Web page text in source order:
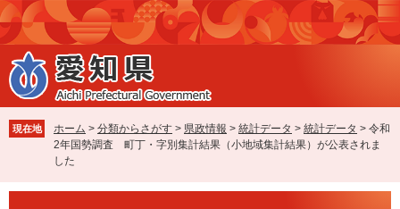
ペ
ー
ジ
の
先
で
す
メ
ニ
ュ
ー
を
ば
し
現在地 ホーム > 分類からさがす > 県政情報 > 統計データ > 統計データ > 令和
2年国勢調査 町丁・字別集計結果（小地域集計結果）が公表されま
した